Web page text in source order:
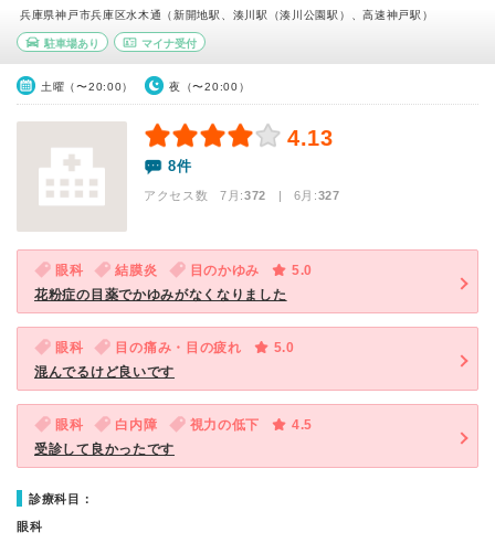
兵庫県神戸市兵庫区水木通（新開地駅、湊川駅（湊川公園駅）、高速神戸駅）
駐車場あり マイナ受付
土曜（〜20:00） 夜（〜20:00）
4.13
8件
アクセス数 7月:372 | 6月:327
眼科 結膜炎 目のかゆみ
5.0
花粉症の目薬でかゆみがなくなりました
眼科 目の痛み・目の疲れ
5.0
混んでるけど良いです
眼科 白内障 視力の低下
4.5
受診して良かったです
診療科目：
眼科